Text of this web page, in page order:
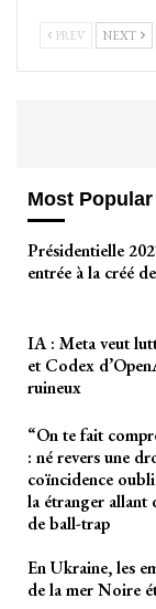
PREV NEXT
Most Popular
Présidentielle
entrée à la créé
IA : Meta veut
et Codex
ruineux
“On te fait
: né revers une
coïncidence
la étranger allant
de ball-trap
En Ukraine, les
de la mer Noire